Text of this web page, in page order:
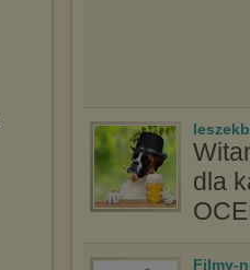
dla
Filmy-